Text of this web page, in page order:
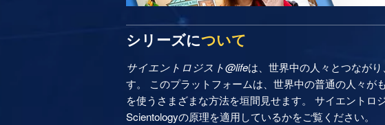
シリーズについて
サイエントロジスト@lifeは、世界中の人々とつなが
す。 このプラットフォームは、世界中の普通の人々が
を使うさまざまな方法を垣間見せます。 サイエント
Scientologyの原理を適用しているかをご覧ください。